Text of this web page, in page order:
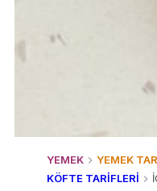
YEMEK YEMEK
KÖFTE TARİFLERİ